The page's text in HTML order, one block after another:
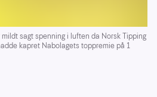
sagt spenning i luften da Norsk Tipping
kapret Nabolagets toppremie på 1